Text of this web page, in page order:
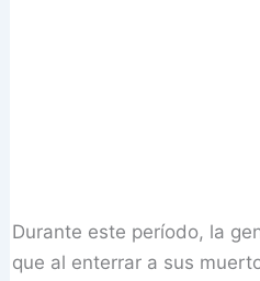
Durante este período, la
que al enterrar a sus